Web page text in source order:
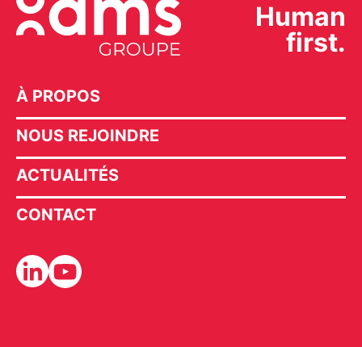
Human
first.
À PROPOS
NOUS REJOINDRE
ACTUALITÉS
CONTACT